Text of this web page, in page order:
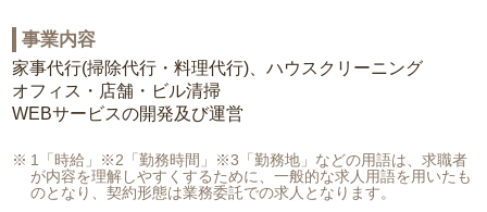
事業内容
家事代行(掃除代行・料理代行)、ハウスクリーニング
オフィス・店舗・ビル清掃
WEBサービスの開発及び運営
1「時給」※2「勤務時間」※3「勤務地」などの用語は、求職者
が内容を理解しやすくするために、一般的な求人用語を用いたも
のとなり、契約形態は業務委託での求人となります。